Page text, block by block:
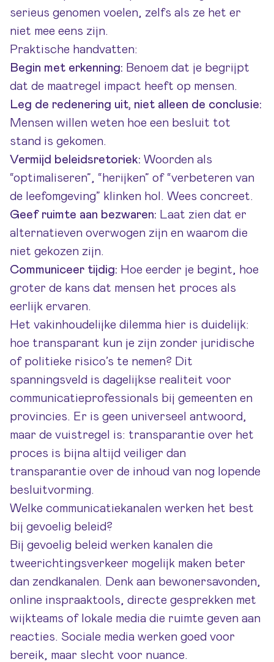
serieus genomen voelen, zelfs als ze het er
niet mee eens zijn.
Praktische handvatten:
Begin met erkenning: Benoem dat je begrijpt
dat de maatregel impact heeft op mensen.
Leg de redenering uit, niet alleen de conclusie:
Mensen willen weten hoe een besluit tot
stand is gekomen.
Vermijd beleidsretoriek: Woorden als
“optimaliseren”, “herijken” of “verbeteren van
de leefomgeving” klinken hol. Wees concreet.
Geef ruimte aan bezwaren: Laat zien dat er
alternatieven overwogen zijn en waarom die
niet gekozen zijn.
Communiceer tijdig: Hoe eerder je begint, hoe
groter de kans dat mensen het proces als
eerlijk ervaren.
Het vakinhoudelijke dilemma hier is duidelijk:
hoe transparant kun je zijn zonder juridische
of politieke risico’s te nemen? Dit
spanningsveld is dagelijkse realiteit voor
communicatieprofessionals bij gemeenten en
provincies. Er is geen universeel antwoord,
maar de vuistregel is: transparantie over het
proces is bijna altijd veiliger dan
transparantie over de inhoud van nog lopende
besluitvorming.
Welke communicatiekanalen werken het best
bij gevoelig beleid?
Bij gevoelig beleid werken kanalen die
tweerichtingsverkeer mogelijk maken beter
dan zendkanalen. Denk aan bewonersavonden,
online inspraaktools, directe gesprekken met
wijkteams of lokale media die ruimte geven aan
reacties. Sociale media werken goed voor
bereik, maar slecht voor nuance.